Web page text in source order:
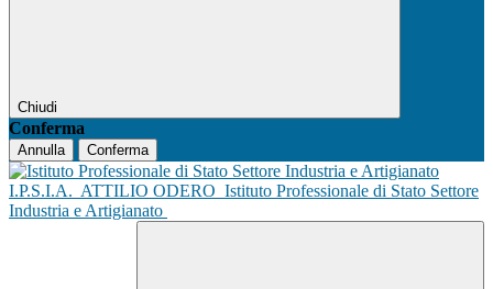
Chiudi
Conferma
Annulla Conferma
I.P.S.I.A. ATTILIO ODERO Istituto Professionale di Stato Settore
Industria e Artigianato